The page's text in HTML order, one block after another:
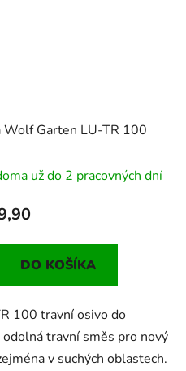
Wolf Garten LU-TR 100
už do 2 pracovných dní
DO KOŠÍKA
100 travní osivo do
odolná travní směs pro nový
v suchých oblastech.